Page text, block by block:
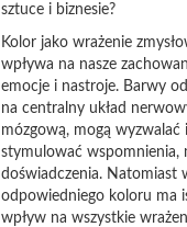
sztuce i biznesie?
Kolor jako wrażenie
wpływa na nasze
emocje i nastroje. Barwy
na centralny układ
mózgową, mogą wyzwalać i
stymulować wspomnienia,
doświadczenia. Natomiast
odpowiedniego koloru ma
wpływ na wszystkie